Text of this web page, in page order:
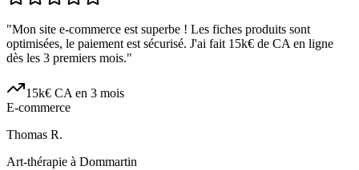
"Mon site e-commerce est superbe ! Les fiches produits sont
optimisées, le paiement est sécurisé. J'ai fait 15k€ de CA en ligne
dès les 3 premiers mois."
15k€ CA en 3 mois
E-commerce
Thomas R.
Art-thérapie à Dommartin